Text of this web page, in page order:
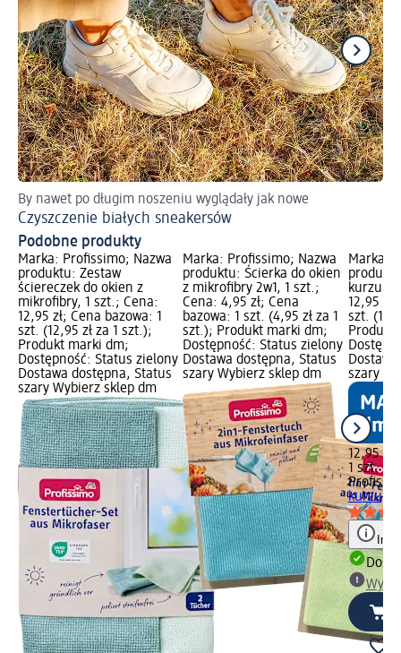
By nawet po długim noszeniu wyglądały jak nowe
Czyszczenie białych sneakersów
Podobne produkty
Marka: Profissimo; Nazwa
produktu: Zestaw
ściereczek do okien z
mikrofibry, 1 szt.; Cena:
12,95 zł; Cena bazowa: 1
szt. (12,95 zł za 1 szt.);
Produkt marki dm;
Dostępność: Status zielony
Dostawa dostępna, Status
szary Wybierz sklep dm
Marka: Profissimo; Nazwa
produktu: Ścierka do okien
z mikrofibry 2w1, 1 szt.;
Cena: 4,95 zł; Cena
bazowa: 1 szt. (4,95 zł za 1
szt.); Produkt marki dm;
Dostępność: Status zielony
Dostawa dostępna, Status
szary Wybierz sklep dm
Marka:
kurzu, 1
12,95
szt.
Produkt
szary
12,95 zł
1 szt.
kurzu, 1